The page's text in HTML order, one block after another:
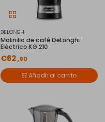
DELONGHI
Molinillo de café DeLonghi
Eléctrico KG 210
€62,90
Añadir al carrito